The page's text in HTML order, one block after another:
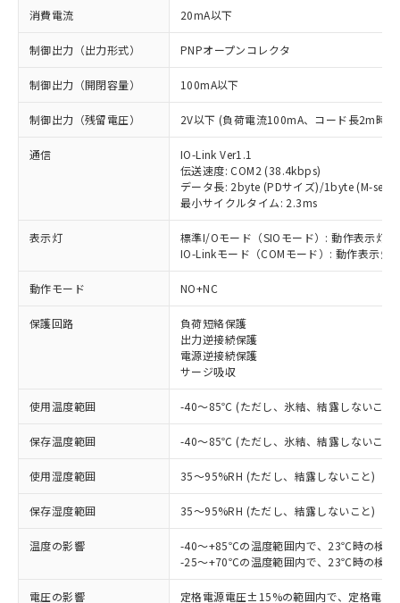
消費電流 20mA以下
制御出力（出力形式） PNPオープンコレクタ
制御出力（開閉容量） 100mA以下
制御出力（残留電圧） 2V以下 (負荷電流100mA、コード長2m時)
通信
IO-Link Ver1.1
伝送速度: COM2 (38.4kbps)
データ長: 2byte (PDサイズ)/1byte (M-
最小サイクルタイム: 2.3ms
表示灯
標準I/Oモード（SIOモード）: 動作表示灯(
IO-Linkモード（COMモード）: 動作表示
動作モード NO+NC
保護回路
負荷短絡保護
出力逆接続保護
電源逆接続保護
サージ吸収
使用温度範囲 -40～85℃ (ただし、氷結、結露しないこと)
保存温度範囲 -40～85℃ (ただし、氷結、結露しないこと)
使用湿度範囲 35～95%RH (ただし、結露しないこと)
保存湿度範囲 35～95%RH (ただし、結露しないこと)
温度の影響
-40～+85℃の温度範囲内で、23℃時の検
-25～+70℃の温度範囲内で、23℃時の検
電圧の影響 定格電源電圧±15%の範囲内で、定格電
ご利用条件
以下の条件をお読みいただき、同意のうえ
ご利用ください。
本サービスは、当社制御機器事業取扱
商品の当社在庫状況および標準価格
(税抜)を提供させていただくもので
当社制御機器事業取扱商品の中には、
本サービスの対象外となる商品もある
対応済み：EU RoHS指令（10物質）の
非含有に対応した製品が提供可能な商品で
対応予定：EU RoHS指令（10物質）の非含
有に対応した製品に切り替える予定のある
商品です。
対応予定なし：EU RoHS指令（10物質）の
非含有に非対応の商品で、対応品を出す予
調査・確認中：EU RoHS指令（10物質）の
非含有の対応状況を調査中または確認中の
商品です。
非該当品：ライセンス料など無形物で、有
害物質有無と関係のない商品です。
仕入先様の事情により、非含有部品として
いたものが、含有品と判明した場合などや
※1 中国RoHS○×表
「○」：最大均質材料含有率が中国RoHSの
基準値以下であることを示します。
「×」：最大均質材料含有率が中国RoHSの
基準値を超えていることを示します。